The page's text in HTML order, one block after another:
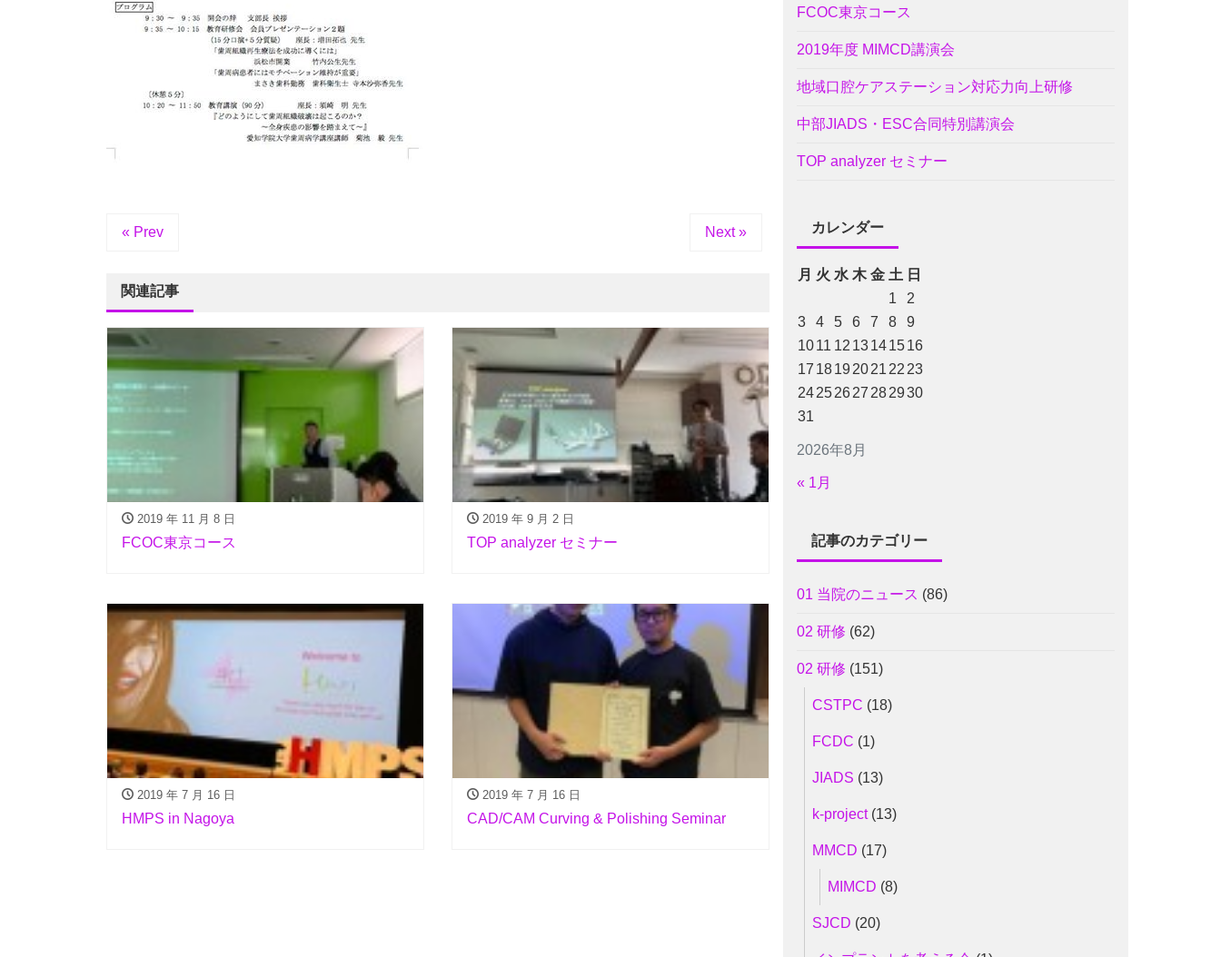
« Prev Next »
関連記事
2019 年 11 月 8 日
FCOC東京コース
2019 年 9 月 2 日
TOP analyzer セミナー
2019 年 7 月 16 日
HMPS in Nagoya
2019 年 7 月 16 日
CAD/CAM Curving & Polishing Seminar
FCOC東京コース
2019年度 MIMCD講演会
地域口腔ケアステーション対応力向上研修
中部JIADS・ESC合同特別講演会
TOP analyzer セミナー
カレンダー
2026年8月
月 火 水 木 金 土 日
1
2
3
4 5 6 7 8
9
1011 12 13141516
17 181920212223
24252627282930
31
« 1月
記事のカテゴリー
01 当院のニュース (86)
02 研修 (62)
02 研修 (151)
CSTPC (18)
FCDC (1)
JIADS (13)
k-project(13)
MMCD (17)
MIMCD (8)
SJCD (20)